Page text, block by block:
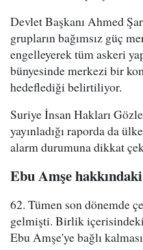
Devlet Başkanı Ahmed
grupların bağımsız güç
engelleyerek tüm askeri
bünyesinde merkezi bir
hedeflediği belirtiliyor.
Suriye İnsan Hakları
yayınladığı raporda da
alarm durumuna dikkat
Ebu Amşe
62. Tümen son dönemde
gelmişti. Birlik
Ebu Amşe'ye bağlı